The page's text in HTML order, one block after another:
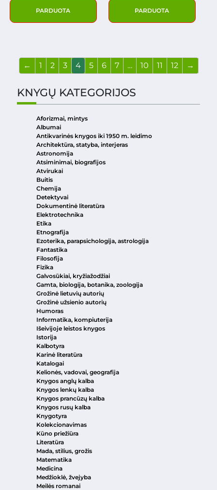
PARDUOTA PARDUOTA
← 1 2 3 4 5 6 7 … 10 11 12 →
KNYGŲ KATEGORIJOS
Aforizmai, mintys
Albumai
Antikvarinės knygos iki 1950 m. leidimo
Architektūra, statyba, interjeras
Astronomija
Atsiminimai, biografijos
Atvirukai
Buitis
Chemija
Detektyvai
Dokumentinė literatūra
Elektrotechnika
Etika
Etnografija
Ezoterika, parapsichologija, astrologija
Fantastika
Filosofija
Fizika
Galvosūkiai, kryžiažodžiai
Gamta, biologija, botanika, zoologija
Grožinė lietuvių autorių
Grožinė užsienio autorių
Humoras
Informatika, kompiuterija
Išeivijoje leistos knygos
Istorija
Kalbotyra
Karinė literatūra
Katalogai
Kelionės, vadovai, geografija
Knygos anglų kalba
Knygos lenkų kalba
Knygos prancūzų kalba
Knygos rusų kalba
Knygotyra
Kolekcionavimas
Kūno priežiūra
Literatūra
Mada, stilius, grožis
Matematika
Medicina
Medžioklė, žvejyba
Meilės romanai